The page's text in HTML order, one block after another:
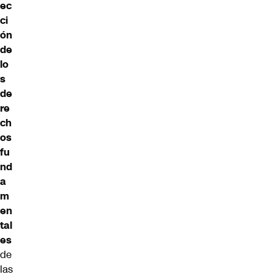
ec
ci
ón
de
lo
s
de
re
ch
os
fu
nd
a
m
en
tal
es
de
las